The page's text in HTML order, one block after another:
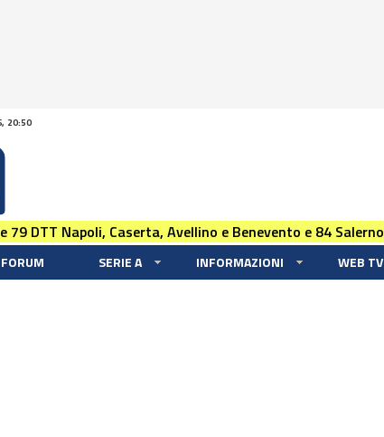
20:50
79 DTT Napoli, Caserta, Avellino e Benevento e 84 Salerno
FORUM SERIE A INFORMAZIONI WEB TV